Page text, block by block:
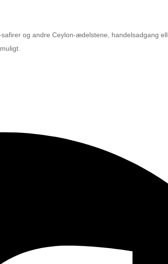
og andre Ceylon-ædelstene, handelsadgang